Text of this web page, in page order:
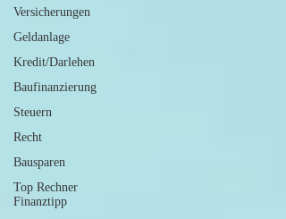
Versicherungen
Geldanlage
Kredit/Darlehen
Baufinanzierung
Steuern
Recht
Bausparen
Top Rechner
Finanztipp